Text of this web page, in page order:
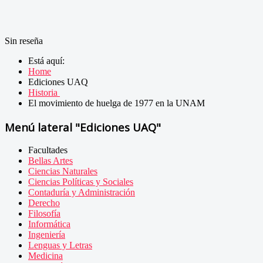
Sin reseña
Está aquí:
Home
Ediciones UAQ
Historia
El movimiento de huelga de 1977 en la UNAM
Menú lateral "Ediciones UAQ"
Facultades
Bellas Artes
Ciencias Naturales
Ciencias Políticas y Sociales
Contaduría y Administración
Derecho
Filosofía
Informática
Ingeniería
Lenguas y Letras
Medicina